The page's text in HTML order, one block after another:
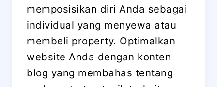
memposisikan diri Anda sebagai
individual yang menyewa atau
membeli property. Optimalkan
website Anda dengan konten
blog yang membahas tentang